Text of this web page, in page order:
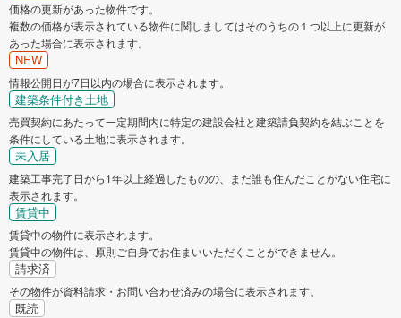
価格の更新があった物件です。
複数の価格が表示されている物件に関しましてはそのうちの１つ以上に更新が
あった場合に表示されます。
NEW
情報公開日が7日以内の場合に表示されます。
建築条件付き土地
売買契約にあたって一定期間内に特定の建設会社と建築請負契約を結ぶことを
条件にしている土地に表示されます。
未入居
建築工事完了日から1年以上経過したものの、まだ誰も住んだことがない住宅に
表示されます。
賃貸中
賃貸中の物件に表示されます。
賃貸中の物件は、原則ご自身でお住まいいただくことができません。
請求済
その物件が資料請求・お問い合わせ済みの場合に表示されます。
既読